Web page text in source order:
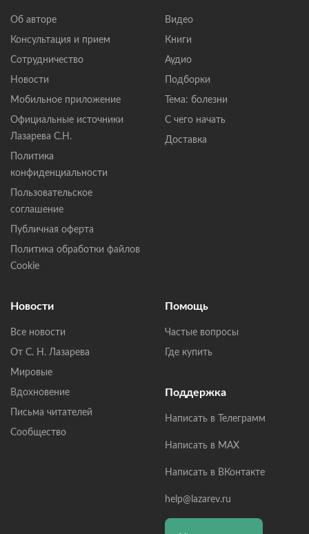
Об авторе
Консультация и прием
Сотрудничество
Новости
Мобильное приложение
Официальные источники
Лазарева С.Н.
Политика
конфиденциальности
Пользовательское
соглашение
Публичная оферта
Политика обработки файлов
Cookie
Видео
Книги
Аудио
Подборки
Тема: болезни
С чего начать
Доставка
Новости
Все новости
От С. Н. Лазарева
Мировые
Вдохновение
Письма читателей
Сообщество
Помощь
Частые вопросы
Где купить
Поддержка
Написать в Телеграмм
Написать в MAX
Написать в ВКонтакте
help@lazarev.ru